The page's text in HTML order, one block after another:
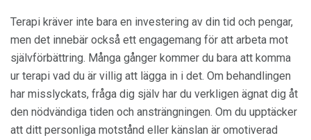
Terapi kräver inte bara en investering av din tid och pengar,
men det innebär också ett engagemang för att arbeta mot
självförbättring. Många gånger kommer du bara att komma
ur terapi vad du är villig att lägga in i det. Om behandlingen
har misslyckats, fråga dig själv har du verkligen ägnat dig åt
den nödvändiga tiden och ansträngningen. Om du upptäcker
att ditt personliga motstånd eller känslan är omotiverad